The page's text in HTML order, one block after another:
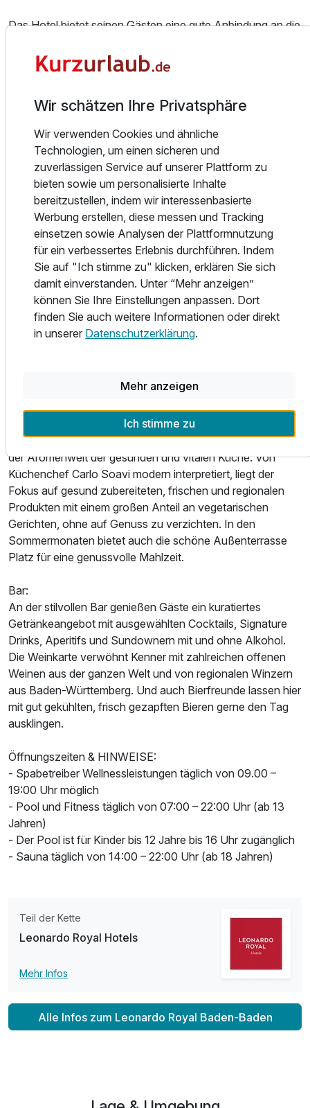
Das Hotel bietet seinen Gästen eine gute Anbindung an die
sowie die Caracalla Therme, das Brahmshaus und das
Festspielhaus Baden-Baden.
lädt dazu ein, den Genuss der gesunden und vitalen Küche
Das Leonardo Royal Hotel Baden-Baden fügt sich mit
seinem außergewöhnlichen Spa perfekt in die Kurstadt ein,
die als eine von elf „Great Spa Towns of Europe“ zum
UNESCO-Welterbe gehört. Dank der guten Lage des
Hotels sind Kongresszentrum, Stadtzentrum,
Hauptbahnhof und Autobahn schnell zu erreichen.
Zimmer:
Die 121 Zimmer und Suiten wurden 2024 neu renoviert und
bieten mit warmen Farben und natürlichen Materialien
unabhängig der Zimmerkategorie eine behagliche
Atmosphäre und komfortable Ausstattung. Dazu gehören
standardgemäß eine Klimaanlage und kostenloses WLAN
und kostenfreie Sea of Spa Kosmetikprodukte.
Das elegante Restaurant Vitruv verwöhnt seine Gäste mit
der Aromenwelt der gesunden und vitalen Küche. Von
Küchenchef Carlo Soavi modern interpretiert, liegt der
Fokus auf gesund zubereiteten, frischen und regionalen
Produkten mit einem großen Anteil an vegetarischen
Gerichten, ohne auf Genuss zu verzichten. In den
Sommermonaten bietet auch die schöne Außenterrasse
Platz für eine genussvolle Mahlzeit.
Bar:
An der stilvollen Bar genießen Gäste ein kuratiertes
Getränkeangebot mit ausgewählten Cocktails, Signature
Drinks, Aperitifs und Sundownern mit und ohne Alkohol.
Die Weinkarte verwöhnt Kenner mit zahlreichen offenen
Weinen aus der ganzen Welt und von regionalen Winzern
aus Baden-Württemberg. Und auch Bierfreunde lassen hier
mit gut gekühlten, frisch gezapften Bieren gerne den Tag
ausklingen.
Öffnungszeiten & HINWEISE:
- Spabetreiber Wellnessleistungen täglich von 09.00 –
19:00 Uhr möglich
- Pool und Fitness täglich von 07:00 – 22:00 Uhr (ab 13
Jahren)
- Der Pool ist für Kinder bis 12 Jahre bis 16 Uhr zugänglich
- Sauna täglich von 14:00 – 22:00 Uhr (ab 18 Jahren)
Teil der Kette
Leonardo Royal Hotels
Mehr Infos
Alle Infos zum Leonardo Royal Baden-Baden
Wir schätzen Ihre Privatsphäre
Wir verwenden Cookies und ähnliche
Technologien, um einen sicheren und
zuverlässigen Service auf unserer Plattform zu
bieten sowie um personalisierte Inhalte
bereitzustellen, indem wir interessenbasierte
Werbung erstellen, diese messen und Tracking
einsetzen sowie Analysen der Plattformnutzung
für ein verbessertes Erlebnis durchführen. Indem
Sie auf "Ich stimme zu" klicken, erklären Sie sich
damit einverstanden. Unter “Mehr anzeigen”
können Sie Ihre Einstellungen anpassen. Dort
finden Sie auch weitere Informationen oder direkt
in unserer Datenschutzerklärung.
Mehr anzeigen
Ich stimme zu